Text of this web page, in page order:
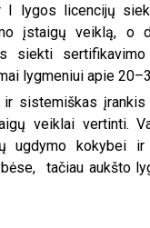
lygos licencijų
įstaigų veiklą, o
siekti
lygmeniui apie
sistemiškas
veiklai vertinti.
ugdymo kokybei
tačiau aukšto